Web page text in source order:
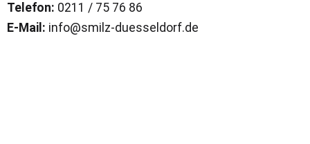
Telefon: 0211 / 75 76 86
E-Mail: info@smilz-duesseldorf.de